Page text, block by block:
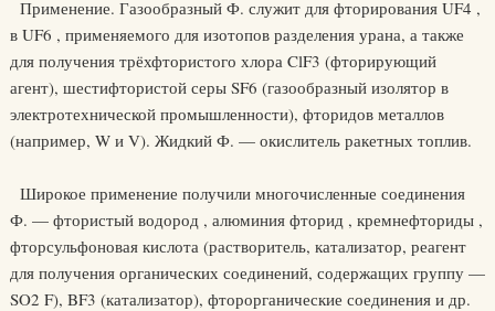
Применение. Газообразный Ф. служит для фторирования UF4 ,
в UF6 , применяемого для изотопов разделения урана, а также
для получения трёхфтористого хлора ClF3 (фторирующий
агент), шестифтористой серы SF6 (газообразный изолятор в
электротехнической промышленности), фторидов металлов
(например, W и V). Жидкий Ф. — окислитель ракетных топлив.
Широкое применение получили многочисленные соединения
Ф. — фтористый водород , алюминия фторид , кремнефториды ,
фторсульфоновая кислота (растворитель, катализатор, реагент
для получения органических соединений, содержащих группу —
SO2 F), BF3 (катализатор), фторорганические соединения и др.